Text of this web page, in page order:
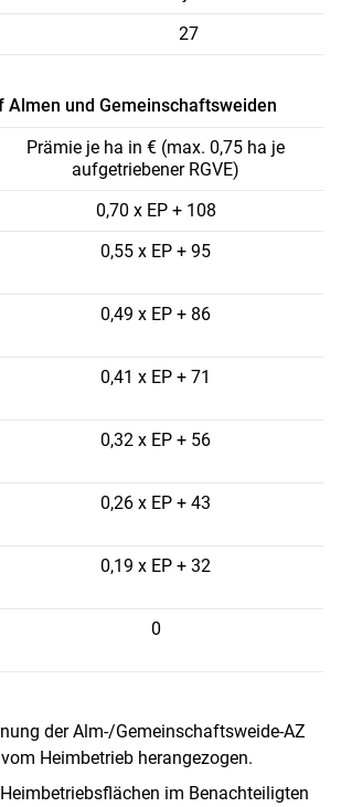
27
Almen und Gemeinschaftsweiden
Prämie je ha in € (max. 0,75 ha je
aufgetriebener RGVE)
0,70 x EP + 108
0,55 x EP + 95
0,49 x EP + 86
0,41 x EP + 71
0,32 x EP + 56
0,26 x EP + 43
0,19 x EP + 32
0
der Alm-/Gemeinschaftsweide-AZ
Heimbetrieb herangezogen.
im Benachteiligten